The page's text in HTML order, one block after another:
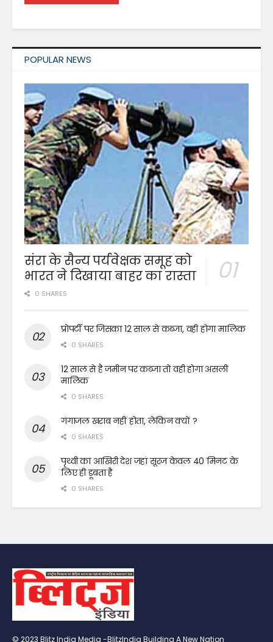
POPULAR NEWS
संरा के सैन्य पर्यवेक्षक समूह को
भारत ने दिखाया बाहर का रास्ता
0 SHARES
प्रोपर्टी पर जिसका 12 साल से कब्जा, वही होगा मालिक
0 SHARES
12 साल से है जमीन पर कब्जा तो वही होगा असली
मालिक
0 SHARES
गंगाजल खराब नहीं होता, लेकिन क्यों ?
0 SHARES
पृथ्वी का आखिरी देश जहां सूरज केवल 40 मिनट के
लिए ही डूबता है
0 SHARES
© 2023 Blitz India Media -BlitzIndia Building A New Nation